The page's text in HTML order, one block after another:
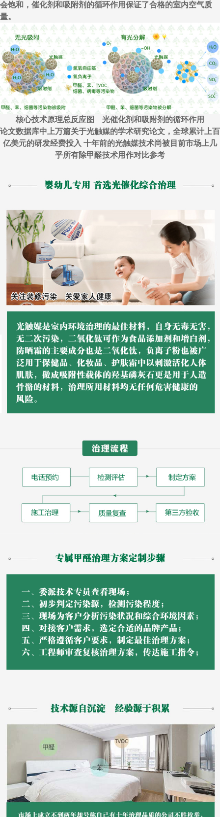
会饱和，催化剂和吸附剂的循环作用保证了合格的室内空气质
量。
核心技术原理总反应图 光催化剂和吸附剂的循环作用
论文数据库中上万篇关于光触媒的学术研究论文，全球累计上百
亿美元的研发经费投入 十年前的光触媒技术尚被目前市场上几
乎所有除甲醛技术用作对比参考